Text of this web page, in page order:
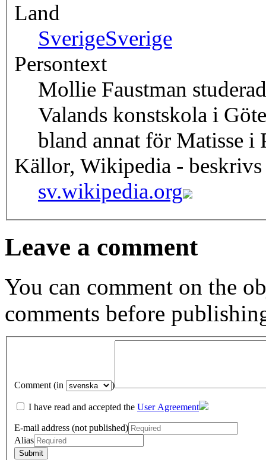
Land
SverigeSverige
Persontext
Mollie Faustman
Valands konstskola i
bland annat för Matisse i
Källor, Wikipedia - beskrivs
sv.wikipedia.org
Leave a comment
You can comment on the
comments before
Comment (in )
I have read and accepted the User Agreement
E-mail address (not published)
Alias